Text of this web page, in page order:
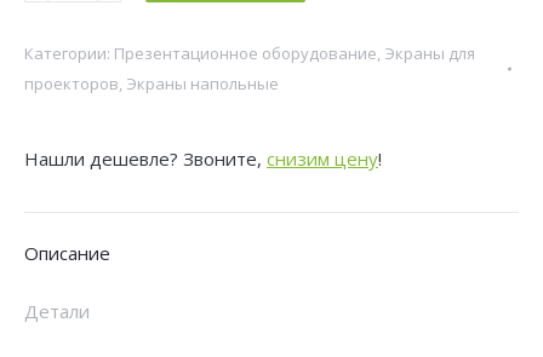
Cactus
100"
Triscreen
16:9
Категории: Презентационное оборудование, Экраны для
проекторов, Экраны напольные
Нашли дешевле? Звоните, снизим цену!
Описание
Детали